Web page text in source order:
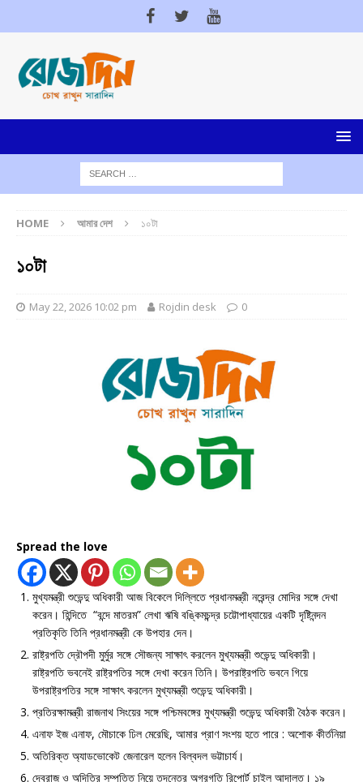
HOME আমার দেশ ১০টা
১০টা
May 22, 2026 10:02 pm Rojdin desk 0
Spread the love
মুখ্যমন্ত্রী শুভেন্দু অধিকারী আজ বিকেলে দিল্লিতে প্রধানমন্ত্রী নরেন্দ্র মোদির সঙ্গে দেখা
করেন। হিন্দিতে “বন্দে মাতরম” লেখা ঋষি বঙ্কিমচন্দ্র চট্টোপাধ্যায়ের একটি দৃষ্টিনন্দন
প্রতিকৃতি তিনি প্রধানমন্ত্রী কে উপহার দেন।
রাষ্ট্রপতি দ্রৌপদী মুর্মুর সঙ্গে সৌজন্য সাক্ষাৎ করলেন মুখ্যমন্ত্রী শুভেন্দু অধিকারী।
রাষ্ট্রপতি ভবনেই রাষ্ট্রপতির সঙ্গে দেখা করেন তিনি। উপরাষ্ট্রপতি ভবনে গিয়ে
উপরাষ্ট্রপতির সঙ্গে সাক্ষাৎ করলেন মুখ্যমন্ত্রী শুভেন্দু অধিকারী।
প্রতিরক্ষামন্ত্রী রাজনাথ সিংয়ের সঙ্গে পশ্চিমবঙ্গের মুখ্যমন্ত্রী শুভেন্দু অধিকারী বৈঠক করেন।
এনাফ ইজ এনাফ, মৌচাকে ঢিল মেরেছি, আমার প্রাণ সংশয় হতে পারে : অশোক কীর্তনিয়া
অতিরিক্ত অ্যাডভোকেট জেনারেল হলেন বিল্বদল ভট্টাচার্য।
দেবরাজ ও অদিতির সম্পত্তি নিয়ে তদন্তের অগ্রগতি রিপোর্ট চাইল আদালত। ১৯